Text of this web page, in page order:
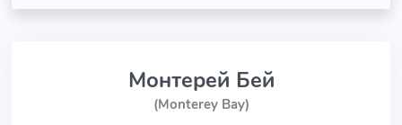
Монтерей Бей
(Monterey Bay)